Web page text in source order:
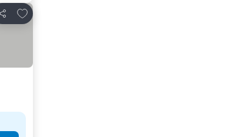
Compartir
Agregar a favoritos